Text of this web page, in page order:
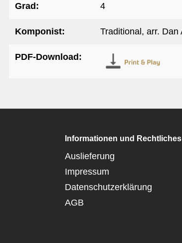
Grad: 4
Komponist: Traditional, arr. Dan
PDF-Download:
Informationen und Rechtliches
Auslieferung
Impressum
Datenschutzerklärung
AGB